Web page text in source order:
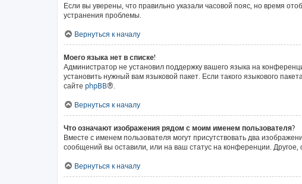
Если вы уверены, что правильно указали часовой пояс, но время
устранения проблемы.
Вернуться к началу
Моего языка нет в списке!
Администратор не установил поддержку вашего языка на
установить нужный вам языковой пакет. Если такого языкового
сайте phpBB®.
Вернуться к началу
Что означают изображения рядом с моим именем пользователя?
Вместе с именем пользователя могут присутствовать два
сообщений вы оставили, или на ваш статус на конференции.
Вернуться к началу